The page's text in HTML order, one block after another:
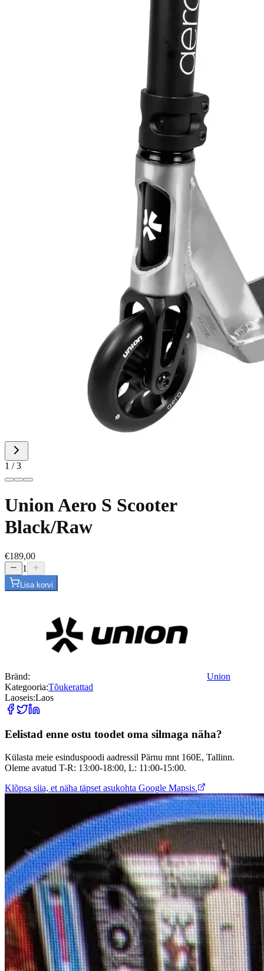
1 /3
Union Aero S Scooter
Black/Raw
€189,00
1
Lisa korvi
Bränd:
Union
Kategooria:Tõukerattad
Laoseis:Laos
Eelistad enne ostu toodet oma silmaga näha?
Külasta meie esinduspoodi aadressil Pärnu mnt 160E, Tallinn.
Oleme avatud T-R: 13:00-18:00, L: 11:00-15:00.
Klõpsa siia, et näha täpset asukohta Google Mapsis.